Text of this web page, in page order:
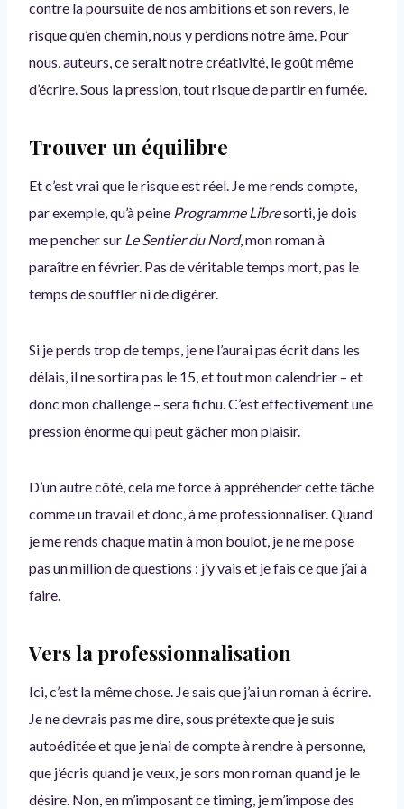
contre la poursuite de nos ambitions et son revers, le
risque qu’en chemin, nous y perdions notre âme. Pour
nous, auteurs, ce serait notre créativité, le goût même
d’écrire. Sous la pression, tout risque de partir en fumée.
Trouver un équilibre
Et c’est vrai que le risque est réel. Je me rends compte,
par exemple, qu’à peine Programme Libresorti, je dois
me pencher sur Le Sentier du Nord, mon roman à
paraître en février. Pas de véritable temps mort, pas le
temps de souffler ni de digérer.
Si je perds trop de temps, je ne l’aurai pas écrit dans les
délais, il ne sortira pas le 15, et tout mon calendrier – et
donc mon challenge – sera fichu. C’est effectivement une
pression énorme qui peut gâcher mon plaisir.
D’un autre côté, cela me force à appréhender cette tâche
comme un travail et donc, à me professionnaliser. Quand
je me rends chaque matin à mon boulot, je ne me pose
pas un million de questions : j’y vais et je fais ce que j’ai à
faire.
Vers la professionnalisation
Ici, c’est la même chose. Je sais que j’ai un roman à écrire.
Je ne devrais pas me dire, sous prétexte que je suis
autoéditée et que je n’ai de compte à rendre à personne,
que j’écris quand je veux, je sors mon roman quand je le
désire. Non, en m’imposant ce timing, je m’impose des